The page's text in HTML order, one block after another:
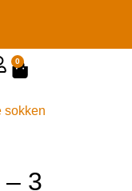
0
sokken
3